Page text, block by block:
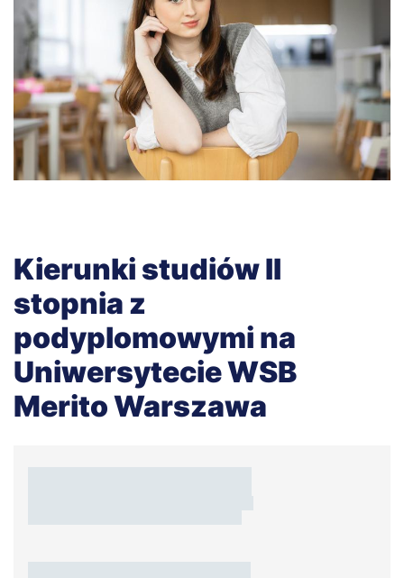
Kierunki studiów II
stopnia z
podyplomowymi na
Uniwersytecie WSB
Merito Warszawa